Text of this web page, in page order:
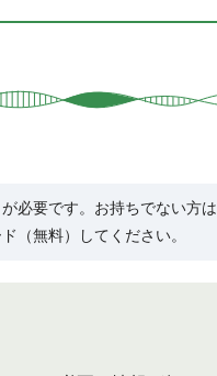
必要です。お持ちでない方は
（無料）してください。